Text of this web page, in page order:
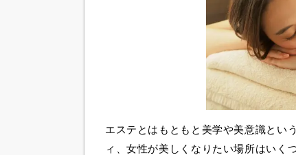
エステとはもともと美学や美意識とい
ィ、女性が美しくなりたい場所はいく